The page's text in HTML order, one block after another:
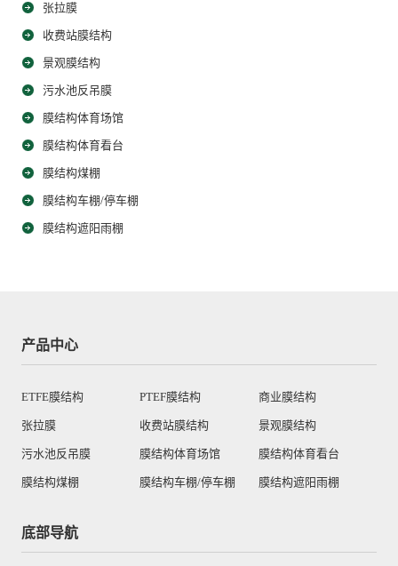
张拉膜
收费站膜结构
景观膜结构
污水池反吊膜
膜结构体育场馆
膜结构体育看台
膜结构煤棚
膜结构车棚/停车棚
膜结构遮阳雨棚
产品中心
ETFE膜结构 PTEF膜结构 商业膜结构
张拉膜 收费站膜结构 景观膜结构
污水池反吊膜 膜结构体育场馆 膜结构体育看台
膜结构煤棚 膜结构车棚/停车棚 膜结构遮阳雨棚
底部导航